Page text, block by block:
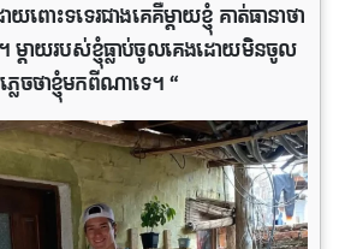
ោះទទេរជាងគេគឺម្តាយខ្ញុំ គាត់ធានាថា
ម្តាយរបស់ខ្ញុំធ្លាប់ចូលគេងដោយមិនចូល
េចថាខ្ញុំមកពីណាទេ។ “